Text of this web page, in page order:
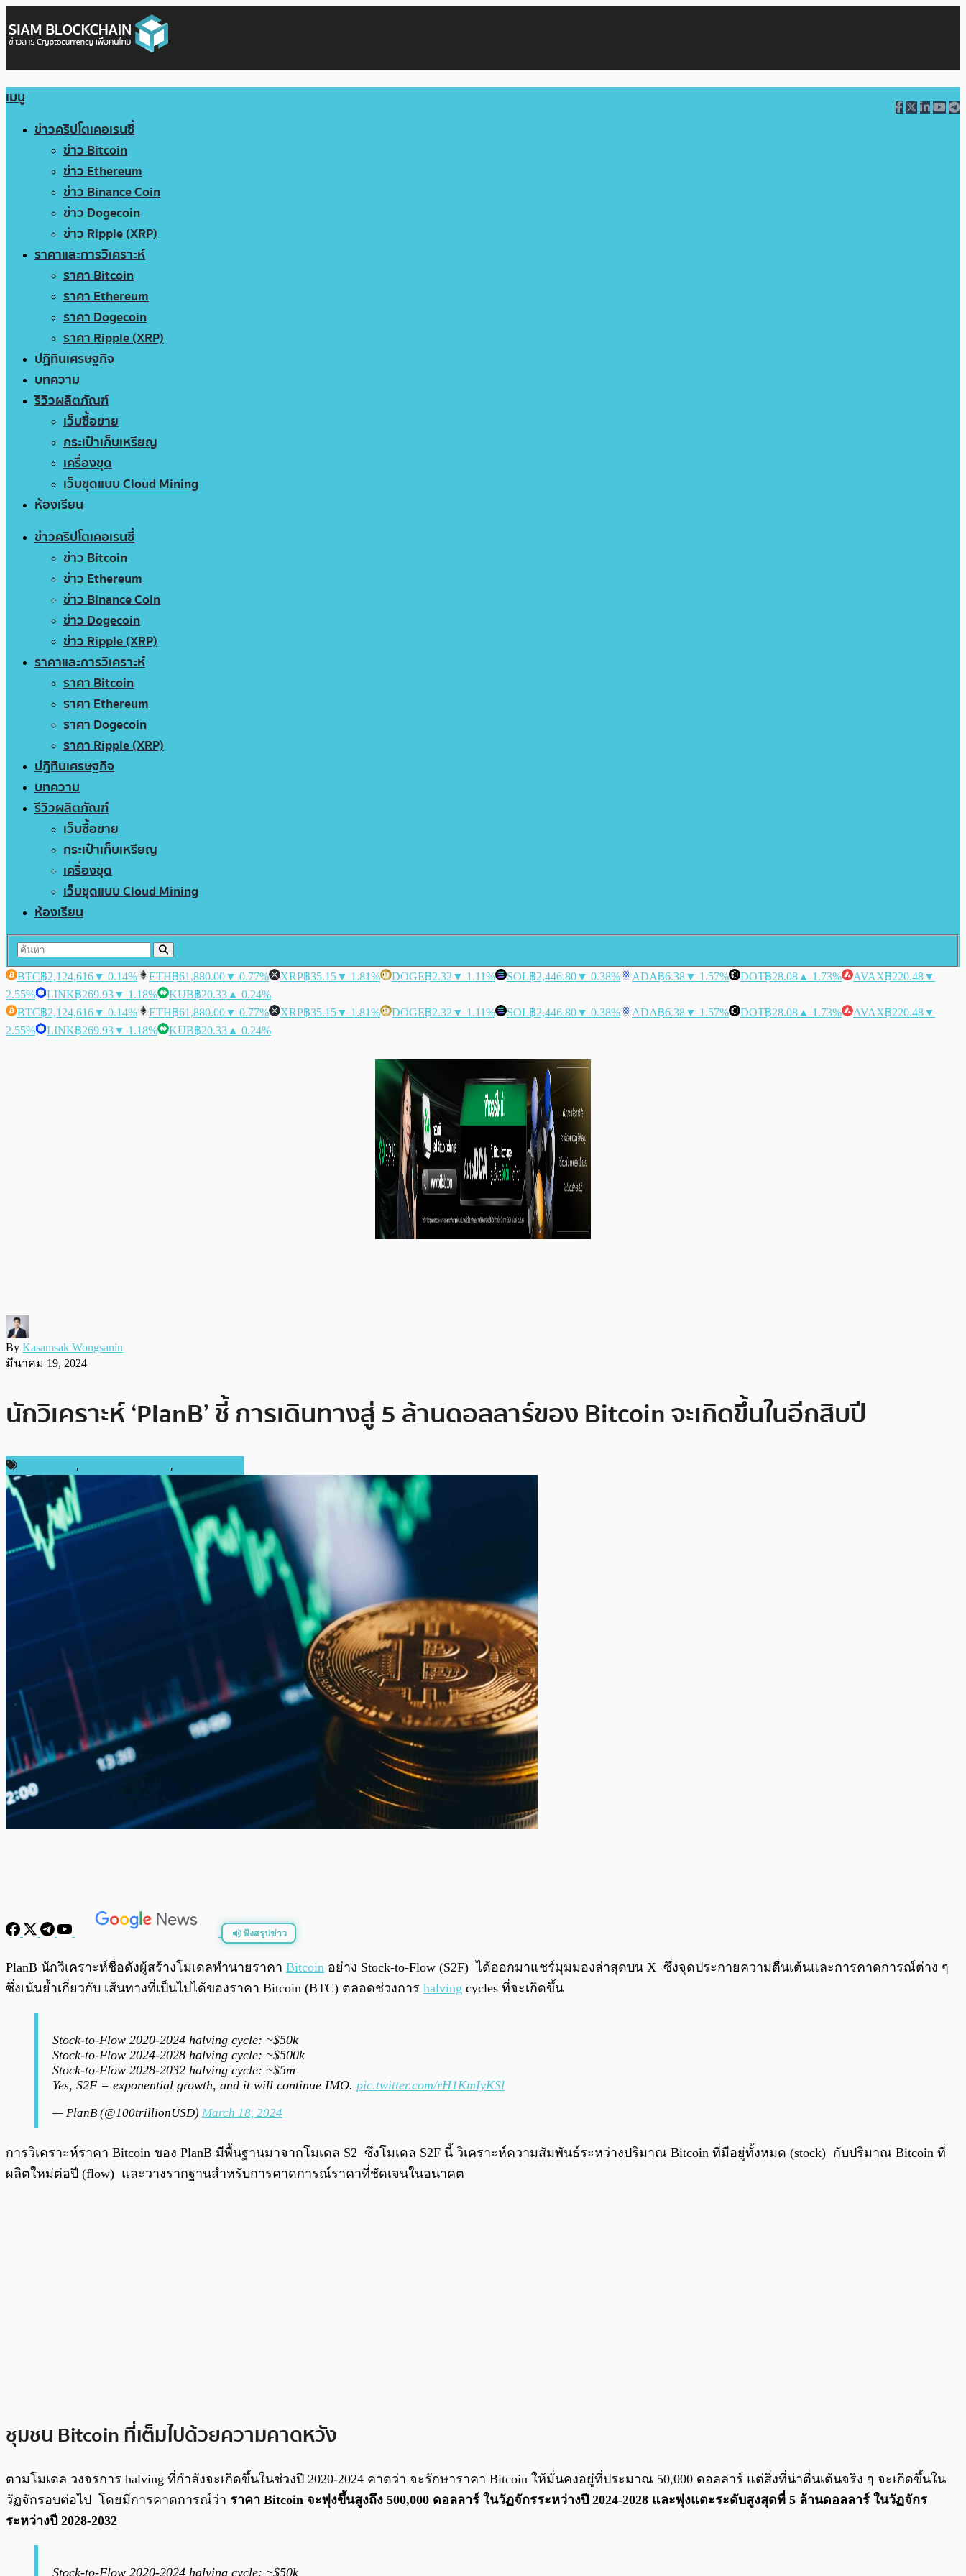
เมนู
ข่าวคริปโตเคอเรนซี่
ข่าว Bitcoin
ข่าว Ethereum
ข่าว Binance Coin
ข่าว Dogecoin
ข่าว Ripple (XRP)
ราคาและการวิเคราะห์
ราคา Bitcoin
ราคา Ethereum
ราคา Dogecoin
ราคา Ripple (XRP)
ปฏิทินเศรษฐกิจ
บทความ
รีวิวผลิตภัณฑ์
เว็บซื้อขาย
กระเป๋าเก็บเหรียญ
เครื่องขุด
เว็บขุดแบบ Cloud Mining
ห้องเรียน
ข่าวคริปโตเคอเรนซี่
ข่าว Bitcoin
ข่าว Ethereum
ข่าว Binance Coin
ข่าว Dogecoin
ข่าว Ripple (XRP)
ราคาและการวิเคราะห์
ราคา Bitcoin
ราคา Ethereum
ราคา Dogecoin
ราคา Ripple (XRP)
ปฏิทินเศรษฐกิจ
บทความ
รีวิวผลิตภัณฑ์
เว็บซื้อขาย
กระเป๋าเก็บเหรียญ
เครื่องขุด
เว็บขุดแบบ Cloud Mining
ห้องเรียน
BTC฿2,124,616▼ 0.14% ETH฿61,880.00▼ 0.77% XRP฿35.15▼ 1.81% DOGE฿2.32 ▼ 1.11% SOL฿2,446.80▼ 0.38% ADA฿6.38▼ 1.57% DOT฿28.08 ▲ 1.73% AVAX฿220.48▼
2.55%
LINK฿269.93▼ 1.18% KUB฿20.33 ▲ 0.24%
BTC฿2,124,616▼ 0.14% ETH฿61,880.00▼ 0.77% XRP฿35.15▼ 1.81% DOGE฿2.32 ▼ 1.11% SOL฿2,446.80▼ 0.38% ADA฿6.38▼ 1.57% DOT฿28.08 ▲ 1.73% AVAX฿220.48▼
2.55%
LINK฿269.93▼ 1.18% KUB฿20.33 ▲ 0.24%
By Kasamsak Wongsanin
มีนาคม 19, 2024
นักวิเคราะห์ ‘PlanB’ ชี้ การเดินทางสู่ 5 ล้านดอลลาร์ของ Bitcoin จะเกิดขึ้นในอีกสิบปี
, ,
ฟังสรุปข่าว
พร้อมเล่น
PlanB นักวิเคราะห์ชื่อดังผู้สร้างโมเดลทำนายราคา Bitcoin อย่าง Stock-to-Flow (S2F) ได้ออกมาแชร์มุมมองล่าสุดบน X ซึ่งจุดประกายความตื่นเต้นและการคาดการณ์ต่าง ๆ
ซึ่งเน้นย้ำเกี่ยวกับ เส้นทางที่เป็นไปได้ของราคา Bitcoin (BTC) ตลอดช่วงการ halving cycles ที่จะเกิดขึ้น
Stock-to-Flow 2020-2024 halving cycle: ~$50k
Stock-to-Flow 2024-2028 halving cycle: ~$500k
Stock-to-Flow 2028-2032 halving cycle: ~$5m
Yes, S2F = exponential growth, and it will continue IMO. pic.twitter.com/rH1KmIyKSl
— PlanB (@100trillionUSD) March 18, 2024
การวิเคราะห์ราคา Bitcoin ของ PlanB มีพื้นฐานมาจากโมเดล S2 ซึ่งโมเดล S2F นี้ วิเคราะห์ความสัมพันธ์ระหว่างปริมาณ Bitcoin ที่มีอยู่ทั้งหมด (stock) กับปริมาณ Bitcoin ที่
ผลิตใหม่ต่อปี (flow) และวางรากฐานสำหรับการคาดการณ์ราคาที่ชัดเจนในอนาคต
ชุมชน Bitcoin ที่เต็มไปด้วยความคาดหวัง
ตามโมเดล วงจรการ halving ที่กำลังจะเกิดขึ้นในช่วงปี 2020-2024 คาดว่า จะรักษาราคา Bitcoin ให้มั่นคงอยู่ที่ประมาณ 50,000 ดอลลาร์ ​​แต่สิ่งที่น่าตื่นเต้นจริง ๆ จะเกิดขึ้นใน
วัฏจักรอบต่อไป โดยมีการคาดการณ์ว่า ราคา Bitcoin จะพุ่งขึ้นสูงถึง 500,000 ดอลลาร์ ในวัฏจักรระหว่างปี 2024-2028 และพุ่งแตะระดับสูงสุดที่ 5 ล้านดอลลาร์ ในวัฏจักร
ระหว่างปี 2028-2032
Stock-to-Flow 2020-2024 halving cycle: ~$50k